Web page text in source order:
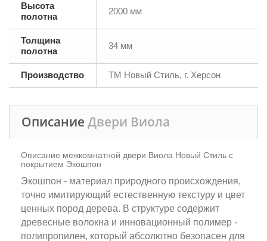
Высота
полотна
2000 мм
Толщина
полотна
34 мм
Производство ТМ Новый Стиль, г. Херсон
Описание Двери Виола
Описание межкомнатной двери Виола Новый Стиль с
покрытием Экошпон
Экошпон - материал природного происхождения,
точно имитирующий естественную текстуру и цвет
ценных пород дерева. В структуре содержит
древесные волокна и инновационный полимер -
полипропилен, который абсолютно безопасен для